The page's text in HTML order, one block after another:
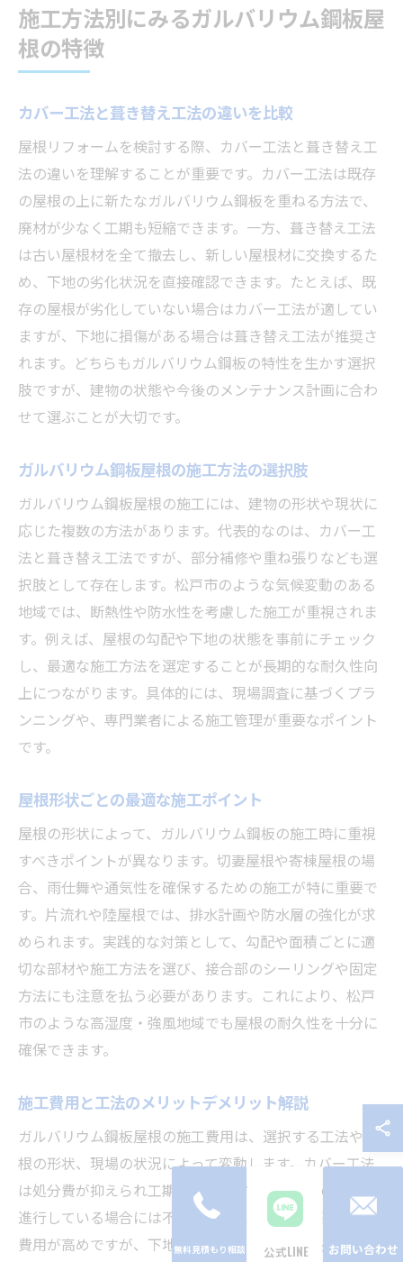
施工方法別にみるガルバリウム鋼板屋
根の特徴
カバー工法と葺き替え工法の違いを比較
屋根リフォームを検討する際、カバー工法と葺き替え工
法の違いを理解することが重要です。カバー工法は既存
の屋根の上に新たなガルバリウム鋼板を重ねる方法で、
廃材が少なく工期も短縮できます。一方、葺き替え工法
は古い屋根材を全て撤去し、新しい屋根材に交換するた
め、下地の劣化状況を直接確認できます。たとえば、既
存の屋根が劣化していない場合はカバー工法が適してい
ますが、下地に損傷がある場合は葺き替え工法が推奨さ
れます。どちらもガルバリウム鋼板の特性を生かす選択
肢ですが、建物の状態や今後のメンテナンス計画に合わ
せて選ぶことが大切です。
ガルバリウム鋼板屋根の施工方法の選択肢
ガルバリウム鋼板屋根の施工には、建物の形状や現状に
応じた複数の方法があります。代表的なのは、カバー工
法と葺き替え工法ですが、部分補修や重ね張りなども選
択肢として存在します。松戸市のような気候変動のある
地域では、断熱性や防水性を考慮した施工が重視されま
す。例えば、屋根の勾配や下地の状態を事前にチェック
し、最適な施工方法を選定することが長期的な耐久性向
上につながります。具体的には、現場調査に基づくプラ
ンニングや、専門業者による施工管理が重要なポイント
です。
屋根形状ごとの最適な施工ポイント
屋根の形状によって、ガルバリウム鋼板の施工時に重視
すべきポイントが異なります。切妻屋根や寄棟屋根の場
合、雨仕舞や通気性を確保するための施工が特に重要で
す。片流れや陸屋根では、排水計画や防水層の強化が求
められます。実践的な対策として、勾配や面積ごとに適
切な部材や施工方法を選び、接合部のシーリングや固定
方法にも注意を払う必要があります。これにより、松戸
市のような高湿度・強風地域でも屋根の耐久性を十分に
確保できます。
施工費用と工法のメリットデメリット解説
ガルバリウム鋼板屋根の施工費用は、選択する工法や屋
根の形状、現場の状況によって変動します。カバー工法
は処分費が抑えられ工期が短い一方、既存屋根の劣化が
進行している場合には不向きです。葺き替え工法は初期
費用が高めですが、下地から新しくできるため長期的な
公式LINE お問い合わせ